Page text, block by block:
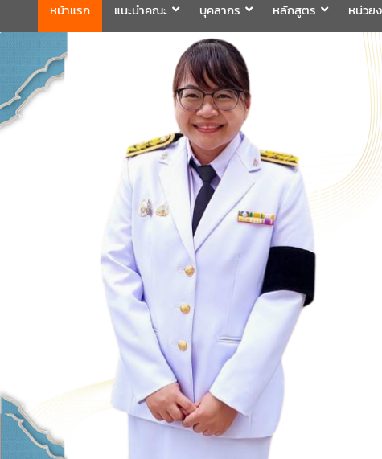
เป็นการเตรียมพร้อมก่อนเปิดภาคเรียนต้น ปีการ
ศึกษา 2569 พร้อมด้วยรองคณบดีทุกฝ่ายเข้า
ร่วมแจ้งนโยบายแนวทางการบริหารงานในแต่ละ
ด้านของคณะ รวมทั้งการเตรียมความพร้อมการ
จัดการเรียนการสอนรายวิชาวิจัยทางกฎหมาย
และรายวิชาตรรกศาสตร์และการเขียนในทาง
นิติศาสตร์ ณ ห้องประชุมชั้น 3 อาคารคณะ
นิติศาสตร์ มหาวิทยาลัยนเรศวร
คณะนิติศาสตร์ มหาวิทยาลัยนเรศวร จัด
โครงการเตรียมความพร้อมเพื่อรับมือภัยพิบัติ
และปฐมพยาบาลเบื้องต้น ประจำปี 2569 ณ ห้อง
2-311 อาคารปราบไตรจักร 2 มหาวิทยาลัย
นเรศวร โดยกิจกรรมดังกล่าวจัดขึ้นสำหรับ
บุคลากรที่ปฏิบัติงาน ณ กลุ่มอาคารอุตสาหกรรม
บริการ เพื่อร่วมกันสร้างพื้นที่การทำงานที่
ปลอดภัย ซึ่งครอบคลุมหน่วยงานภายในกลุ่ม
อาคารทั้ง 3 คณะ และ 1 กอง
หน้าแรก แนะนำคณะ บุคลากร หลักสูตร หน่วย